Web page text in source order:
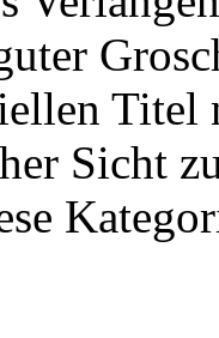
Titel
Sicht